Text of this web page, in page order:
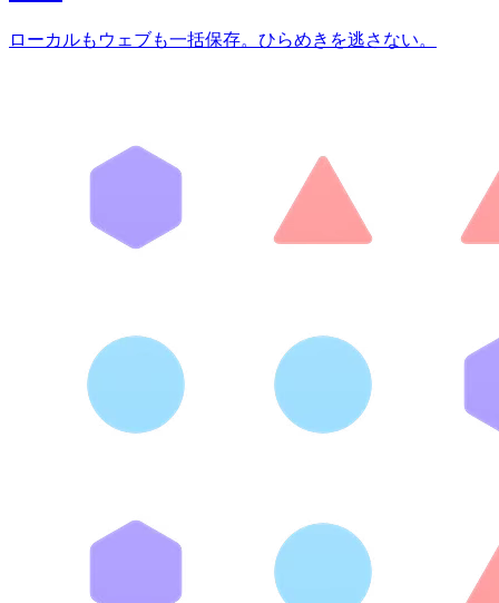
ローカルもウェブも一括保存。ひらめきを逃さない。